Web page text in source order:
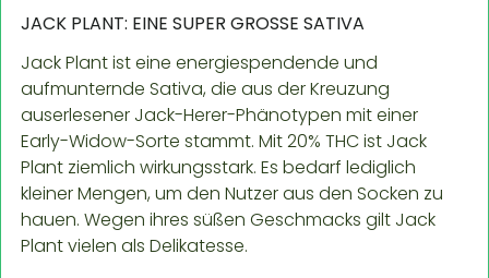
JACK PLANT: EINE SUPER GROSSE SATIVA
Jack Plant ist eine energiespendende und
aufmunternde Sativa, die aus der Kreuzung
auserlesener Jack-Herer-Phänotypen mit einer
Early-Widow-Sorte stammt. Mit 20% THC ist Jack
Plant ziemlich wirkungsstark. Es bedarf lediglich
kleiner Mengen, um den Nutzer aus den Socken zu
hauen. Wegen ihres süßen Geschmacks gilt Jack
Plant vielen als Delikatesse.